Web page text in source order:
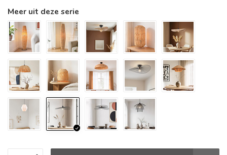
Meer uit deze serie